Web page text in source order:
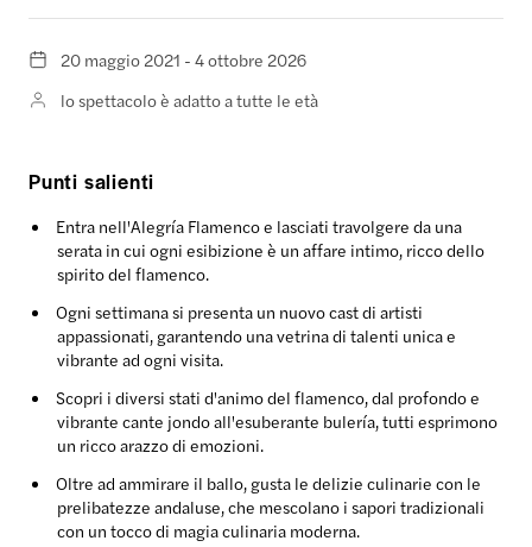
20 maggio 2021 - 4 ottobre 2026
lo spettacolo è adatto a tutte le età
Punti salienti
Entra nell'Alegría Flamenco e lasciati travolgere da una
serata in cui ogni esibizione è un affare intimo, ricco dello
spirito del flamenco.
Ogni settimana si presenta un nuovo cast di artisti
appassionati, garantendo una vetrina di talenti unica e
vibrante ad ogni visita.
Scopri i diversi stati d'animo del flamenco, dal profondo e
vibrante cante jondo all'esuberante bulería, tutti esprimono
un ricco arazzo di emozioni.
Oltre ad ammirare il ballo, gusta le delizie culinarie con le
prelibatezze andaluse, che mescolano i sapori tradizionali
con un tocco di magia culinaria moderna.